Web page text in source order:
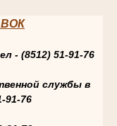
- (8512) 51-91-76
службы в
91-76